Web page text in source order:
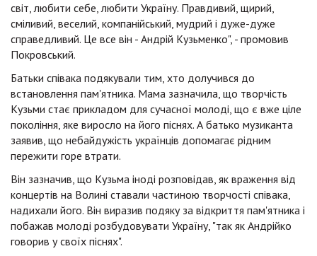
світ, любити себе, любити Україну. Правдивий, щирий,
сміливий, веселий, компанійський, мудрий і дуже-дуже
справедливий. Це все він - Андрій Кузьменко", - промовив
Покровський.
Батьки співака подякували тим, хто долучився до
встановлення пам'ятника. Мама зазначила, що творчість
Кузьми стає прикладом для сучасної молоді, що є вже ціле
покоління, яке виросло на його піснях. А батько музиканта
заявив, що небайдужість українців допомагає рідним
пережити горе втрати.
Він зазначив, що Кузьма іноді розповідав, як враження від
концертів на Волині ставали частиною творчості співака,
надихали його. Він виразив подяку за відкриття пам'ятника і
побажав молоді розбудовувати Україну, "так як Андрійко
говорив у своїх піснях".